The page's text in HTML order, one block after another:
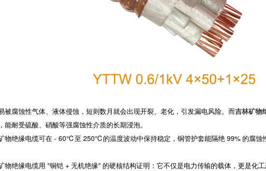
腐蚀性气体、液体侵蚀，短则数月就会出现开裂、老化，引发漏电风险。而吉林矿物
耐受硫酸、硝酸等强腐蚀性介质的长期浸泡。
物绝缘电缆可在 - 60℃至 250℃的温度波动中保持稳定，铜管护套能隔绝 99% 的腐蚀
物绝缘电缆用 "铜铠 + 无机绝缘" 的硬核结构证明：它不仅是电力传输的载体，更是化